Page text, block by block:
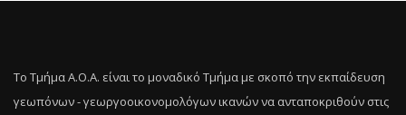
Το Τμήμα Α.Ο.Α. είναι το μοναδικό Τμήμα με σκοπό την εκπαίδευση
γεωπόνων - γεωργοοικονομολόγων ικανών να ανταποκριθούν στις